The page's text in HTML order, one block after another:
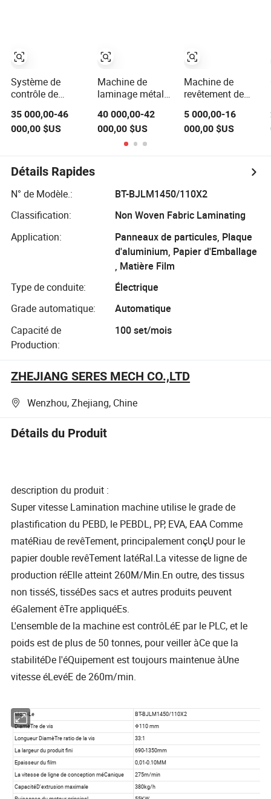
laminage,
équipement de
Système de
contrôle de
économiseur de
temps pour
laminage
automatique
avec finition de
surface lisse
35 000,00-46
000,00 $US
Machine de
laminage métal
laminage de
feuille
d'aluminium
40 000,00-42
000,00 $US
d'emballage
Vitesse 150mpm
Machine de
revêtement de
efficacité,
lamination
5 000,00-16
000,00 $US
Détails Rapides
N° de Modèle.:
BT-BJLM1450/110X2
Classification:
Non Woven Fabric Laminating
Application:
Panneaux de particules, Plaque
d'aluminium, Papier d'Emballage
, Matière Film
Type de conduite:
Électrique
Grade automatique:
Automatique
Capacité de
Production:
100 set/mois
ZHEJIANG SERES MECH CO.,LTD
Wenzhou, Zhejiang, Chine
Détails du Produit
description du produit :
Super vitesse Lamination machine utilise le grade de
plastification du PEBD, le PEBDL, PP, EVA, EAA Comme
matéRiau de revêTement, principalement conçU pour le
papier double revêTement latéRal.La vitesse de ligne de
production réElle atteint 260M/Min.En outre, des tissus
non tisséS, tisséDes sacs et autres produits peuvent
éGalement êTre appliquéEs.
L'ensemble de la machine est contrôLéE par le PLC, et le
poids est de plus de 50 tonnes, pour veiller àCe que la
stabilitéDe l'éQuipement est toujours maintenue àUne
vitesse éLevéE de 260m/min.